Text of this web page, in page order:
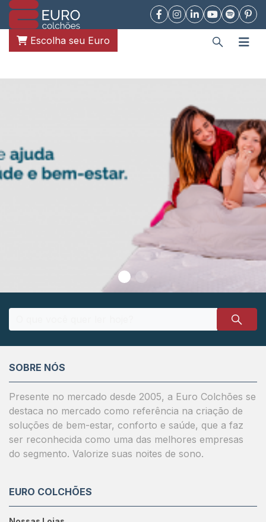
Escolha seu Euro
SOBRE NÓS
Presente no mercado desde 2005, a Euro Colchões se
destaca no mercado como referência na criação de
soluções de bem-estar, conforto e saúde, que a faz
ser reconhecida como uma das melhores empresas
do segmento. Valorize suas noites de sono.
EURO COLCHÕES